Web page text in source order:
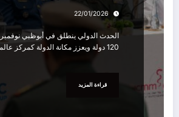
22/01/2026
الحدث الدولي ينطلق في أبوظبي
120 دولة ويعزز مكانة الدولة كمركز عالمي…
قراءة المزيد